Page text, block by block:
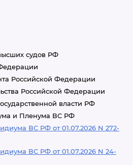
судов РФ
Российской Федерации
Российской Федерации
власти РФ
и Пленума ВС РФ
ВС РФ от 01.07.2026 N 272-
ВС РФ от 01.07.2026 N 24-